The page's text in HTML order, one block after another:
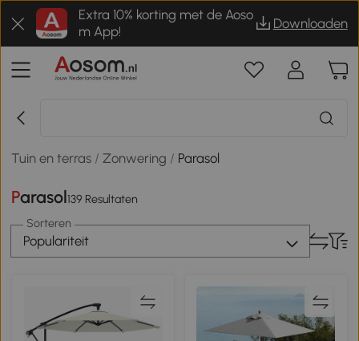
Extra 10% korting met de Aoso
m App!
Downloaden
Tuin en terras /Zonwering / Parasol
Parasol139 Resultaten
Sorteren
Populariteit